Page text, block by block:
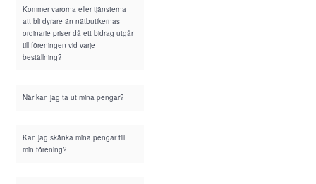
Kommer varorna eller tjänsterna
att bli dyrare än nätbutikernas
ordinarie priser då ett bidrag utgår
till föreningen vid varje
beställning?
När kan jag ta ut mina pengar?
Kan jag skänka mina pengar till
min förening?